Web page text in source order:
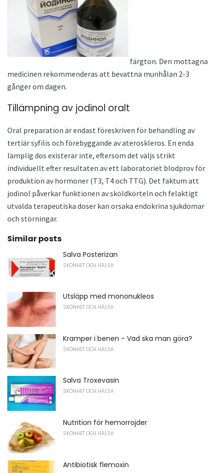
färgton. Den mottagna
medicinen rekommenderas att bevattna munhålan 2-3
gånger om dagen.
Tillämpning av jodinol oralt
Oral preparation är endast föreskriven för behandling av
tertiär syfilis och förebyggande av ateroskleros. En enda
lämplig dos existerar inte, eftersom det väljs strikt
individuellt efter resultaten av ett laboratoriet blodprov för
produktion av hormoner (T3, T4 och TTG). Det faktum att
jodinol påverkar funktionen av sköldkörteln och felaktigt
utvalda terapeutiska doser kan orsaka endokrina sjukdomar
och störningar.
Similar posts
Salva Posterizan
SKÖNHET OCH HÄLSA
Utsläpp med mononukleos
SKÖNHET OCH HÄLSA
Kramper i benen - Vad ska man göra?
SKÖNHET OCH HÄLSA
Salva Troxevasin
SKÖNHET OCH HÄLSA
Nutrition för hemorrojder
SKÖNHET OCH HÄLSA
Antibiotisk flemoxin